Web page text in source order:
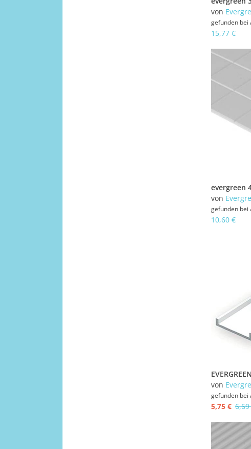
von
gefunden bei
15,77 €
von
gefunden bei
10,60 €
von
gefunden bei
5,75 €